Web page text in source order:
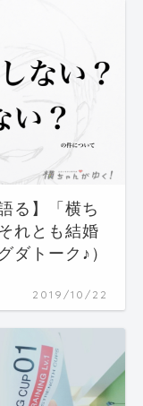
る】「横ち
れとも結婚
ダトーク♪）
2019/10/22